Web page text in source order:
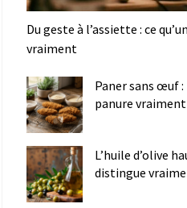
Du geste à l’assiette : ce
vraiment
Paner sans œuf
panure
L’huile d’olive
distingue